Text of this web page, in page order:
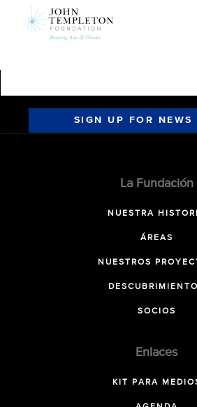
SIGN UP FOR NEWS
La Fundación
NUESTRA
ÁREAS
NUESTROS
SOCIOS
Enlaces
KIT PARA